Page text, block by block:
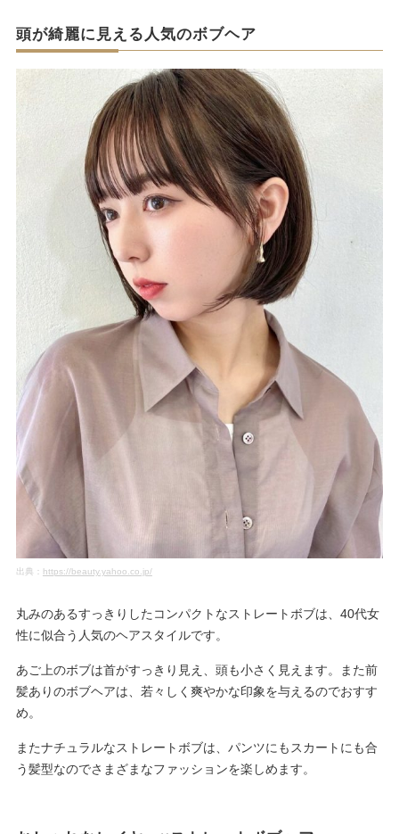
頭が綺麗に見える人気のボブヘア
出典： https://beauty.yahoo.co.jp/
丸みのあるすっきりしたコンパクトなストレートボブは、40代女
性に似合う人気のヘアスタイルです。
あご上のボブは首がすっきり見え、頭も小さく見えます。また前
髪ありのボブヘアは、若々しく爽やかな印象を与えるのでおすす
め。
またナチュラルなストレートボブは、パンツにもスカートにも合
う髪型なのでさまざまなファッションを楽しめます。